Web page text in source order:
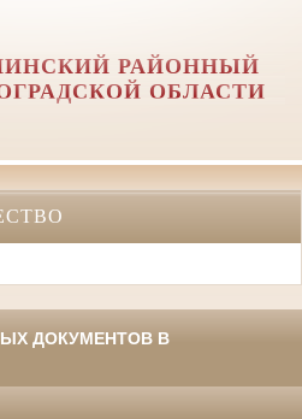
РАЙОННЫЙ
ОБЛАСТИ
ДОКУМЕНТОВ В